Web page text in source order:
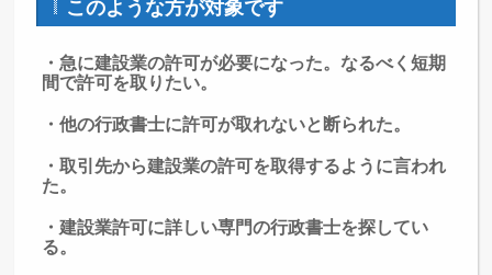
このような方が対象です
・急に建設業の許可が必要になった。なるべく短期
間で許可を取りたい。
・他の行政書士に許可が取れないと断られた。
・取引先から建設業の許可を取得するように言われ
た。
・建設業許可に詳しい専門の行政書士を探してい
る。